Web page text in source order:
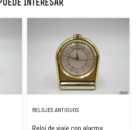
Interesar
RELOJES ANTIGUOS
Reloj de viaje con alarma